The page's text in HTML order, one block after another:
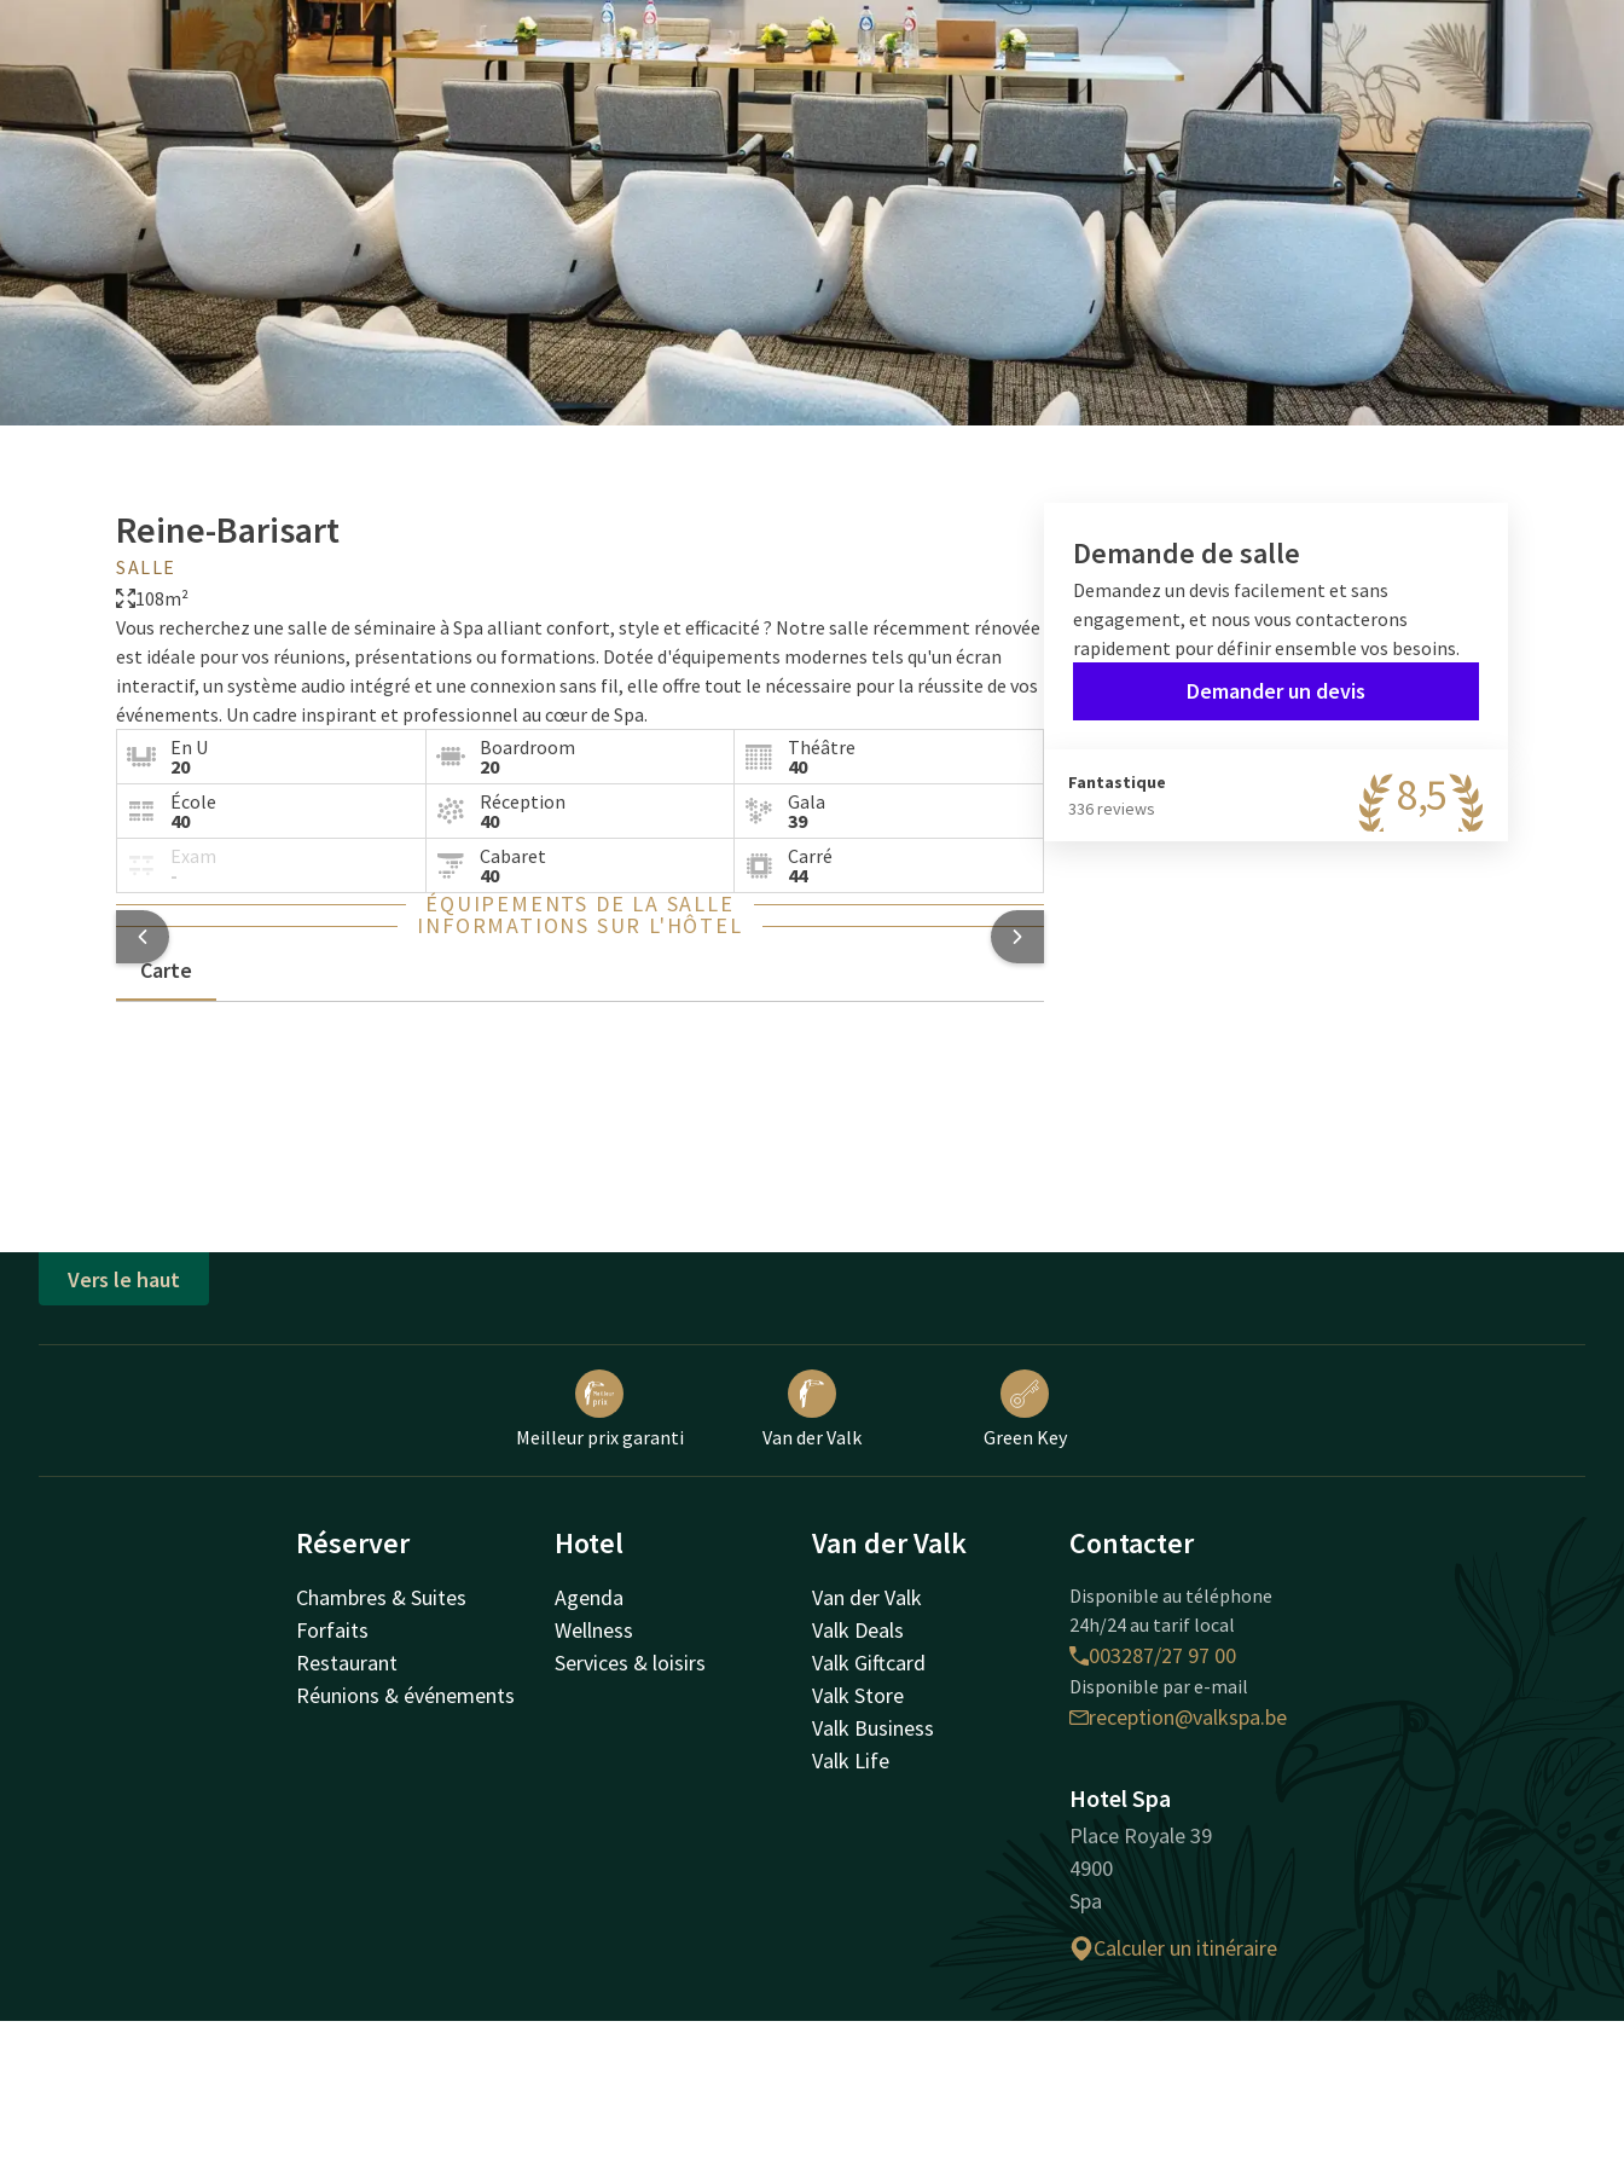
Reine-Barisart
SALLE
108m²
Vous recherchez une salle de séminaire à Spa alliant confort, style et efficacité ? Notre salle récemment rénovée
est idéale pour vos réunions, présentations ou formations. Dotée d'équipements modernes tels qu'un écran
interactif, un système audio intégré et une connexion sans fil, elle offre tout le nécessaire pour la réussite de vos
événements. Un cadre inspirant et professionnel au cœur de Spa.
En U
20
Boardroom
20
Théâtre
40
École
40
Réception
40
Gala
39
Exam
-
Cabaret
40
Carré
44
ÉQUIPEMENTS DE LA SALLE
Demande de salle
Demandez un devis facilement et sans
engagement, et nous vous contacterons
rapidement pour définir ensemble vos besoins.
Demander un devis
8,5
Fantastique
336 reviews
INFORMATIONS SUR L'HÔTEL
Carte
Vers le haut
Meilleur prix garanti Van der Valk Green Key
Réserver
Chambres & Suites
Forfaits
Restaurant
Réunions & événements
Hotel
Agenda
Wellness
Services & loisirs
Van der Valk
Van der Valk
Valk Deals
Valk Giftcard
Valk Store
Valk Business
Valk Life
Contacter
Disponible au téléphone
24h/24 au tarif local
003287/27 97 00
Disponible par e-mail
reception@valkspa.be
Hotel Spa
Place Royale 39
4900
Spa
Calculer un itinéraire